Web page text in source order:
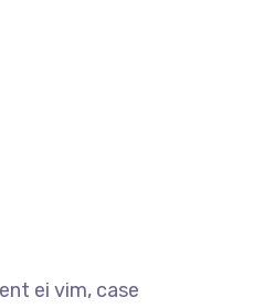
ei vim, case